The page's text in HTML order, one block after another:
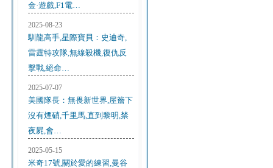
金·遊戲,F1電…
2025-08-23
馴龍高手,星際寶貝：史迪奇,
雷霆特攻隊,無線殺機,復仇反
擊戰,絕命…
2025-07-07
美國隊長：無畏新世界,屋簷下
沒有煙硝,千里馬,直到黎明,禁
夜屍,會…
2025-05-15
米奇17號,關於愛的練習,曼谷